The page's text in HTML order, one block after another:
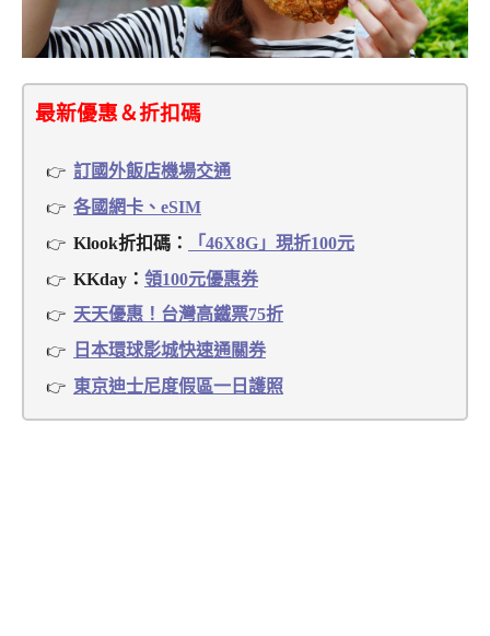
最新優惠＆折扣碼
訂國外飯店機場交通
各國網卡、eSIM
Klook折扣碼：
「46X8G」現折100元
KKday： 領100元優惠券
天天優惠！台灣高鐵票75折
日本環球影城快速通關券
東京迪士尼度假區一日護照